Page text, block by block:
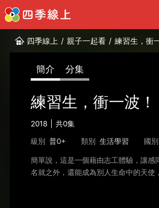
四季線上 / 親子一起看 / 練習生，衝
簡介 分集
練習生，衝一波！
2018
共0集
級別 普0+ 類別 生活學習 國別
簡單說，這是一個藉由志工體驗，讓
名就之外，還能成為別人生命中的天使